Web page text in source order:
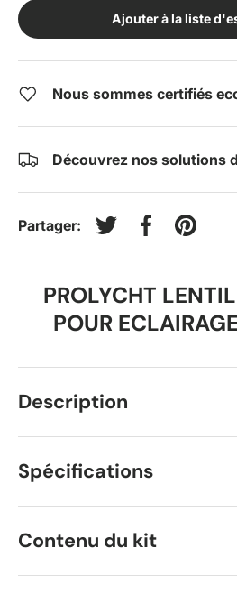
Ajouter à la liste
Nous sommes certifiés
Découvrez nos solutions
Partager:
Tweeter sur Twitter
Partager sur
PROLYCHT
POUR
Description
Spécifications
Contenu du kit